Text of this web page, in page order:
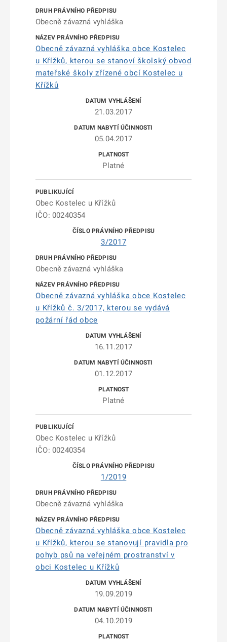
Obecně závazná vyhláška
Obecně závazná vyhláška obce Kostelec
u Křížků, kterou se stanoví školský obvod
mateřské školy zřízené obcí Kostelec u
Křížků
21.03.2017
05.04.2017
Platné
Obec Kostelec u Křížků
IČO: 00240354
3/2017
Obecně závazná vyhláška
Obecně závazná vyhláška obce Kostelec
u Křížků č. 3/2017, kterou se vydává
požární řád obce
16.11.2017
01.12.2017
Platné
Obec Kostelec u Křížků
IČO: 00240354
1/2019
Obecně závazná vyhláška
Obecně závazná vyhláška obce Kostelec
u Křížků, kterou se stanovují pravidla pro
pohyb psů na veřejném prostranství v
obci Kostelec u Křížků
19.09.2019
04.10.2019